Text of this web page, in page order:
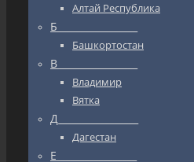
Алтай Республика
Б_________________
Башкортостан
В_________________
Владимир
Вятка
Д_________________
Дагестан
Е_________________